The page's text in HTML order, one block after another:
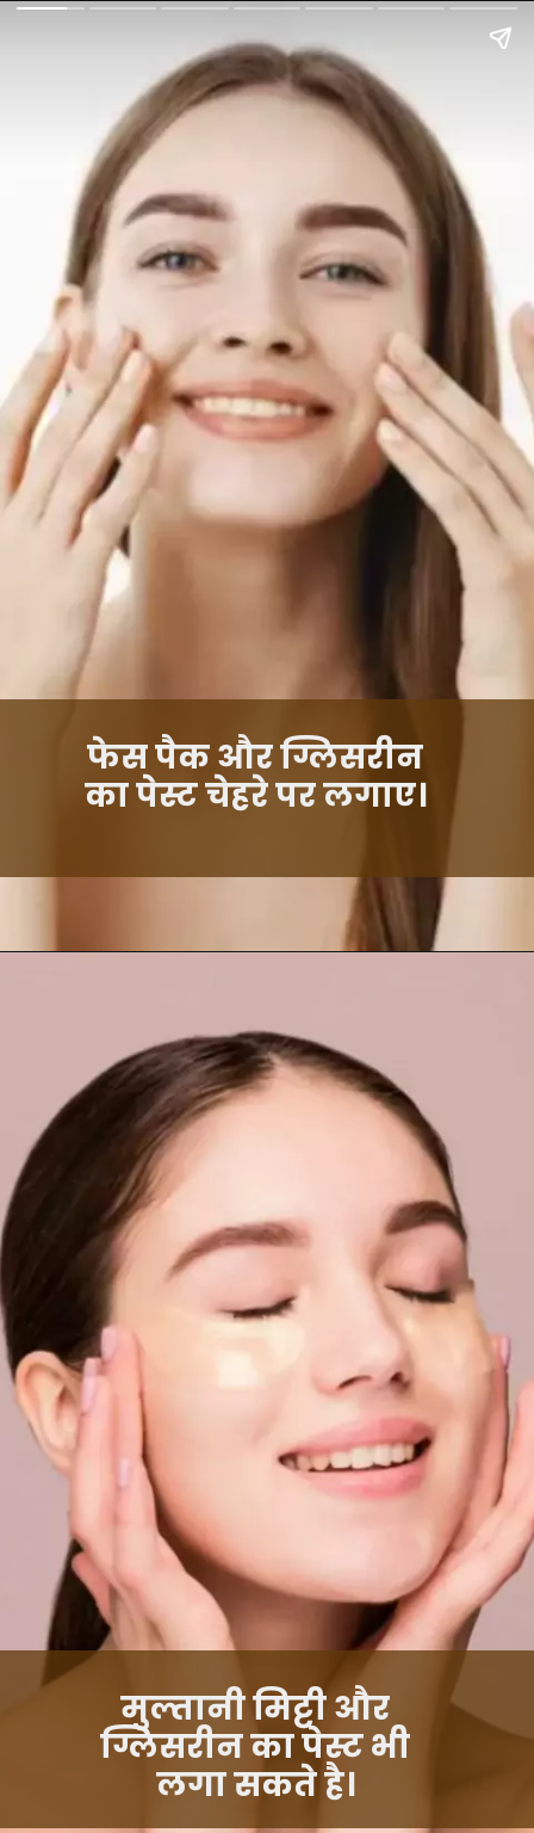
फेस पैक और ग्लिसरीन
का पेस्ट चेहरे पर लगाए।
मुल्तानी मिट्टी और
ग्लिसरीन का पेस्ट भी
लगा सकते है।